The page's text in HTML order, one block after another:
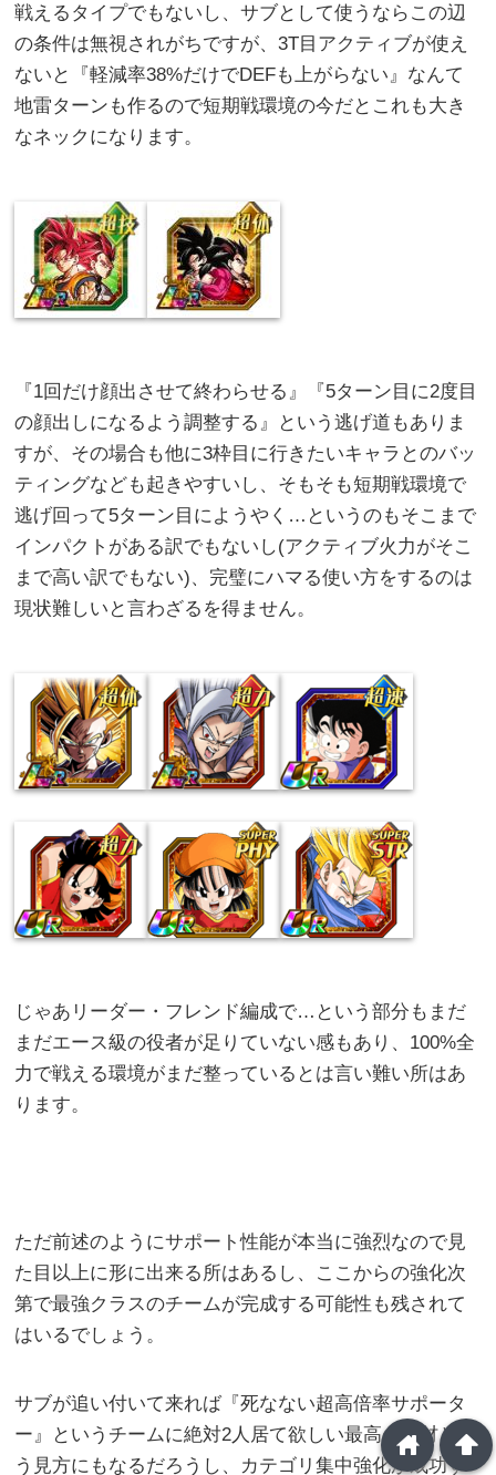
戦えるタイプでもないし、サブとして使うならこの辺
の条件は無視されがちですが、3T目アクティブが使え
ないと『軽減率38%だけでDEFも上がらない』なんて
地雷ターンも作るので短期戦環境の今だとこれも大き
なネックになります。
『1回だけ顔出させて終わらせる』『5ターン目に2度目
の顔出しになるよう調整する』という逃げ道もありま
すが、その場合も他に3枠目に行きたいキャラとのバッ
ティングなども起きやすいし、そもそも短期戦環境で
逃げ回って5ターン目にようやく…というのもそこまで
インパクトがある訳でもないし(アクティブ火力がそこ
まで高い訳でもない)、完璧にハマる使い方をするのは
現状難しいと言わざるを得ません。
じゃあリーダー・フレンド編成で…という部分もまだ
まだエース級の役者が足りていない感もあり、100%全
力で戦える環境がまだ整っているとは言い難い所はあ
ります。
ただ前述のようにサポート性能が本当に強烈なので見
た目以上に形に出来る所はあるし、ここからの強化次
第で最強クラスのチームが完成する可能性も残されて
はいるでしょう。
サブが追い付いて来れば『死なない超高倍率サポータ
ー』というチームに絶対2人居て欲しい最高の人材とい
う見方にもなるだろうし、カテゴリ集中強化が成功す
arrowup
home